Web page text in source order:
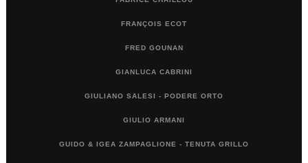
FRANÇOIS ECOT
FRED GOUNAN
GIANLUCA CABRINI
GIULIANO SALESI - PODERE ORTO
GIULIO ARMANI
GUIDO & IGEA ZAMPAGLIONE - TENUTA GRILLO